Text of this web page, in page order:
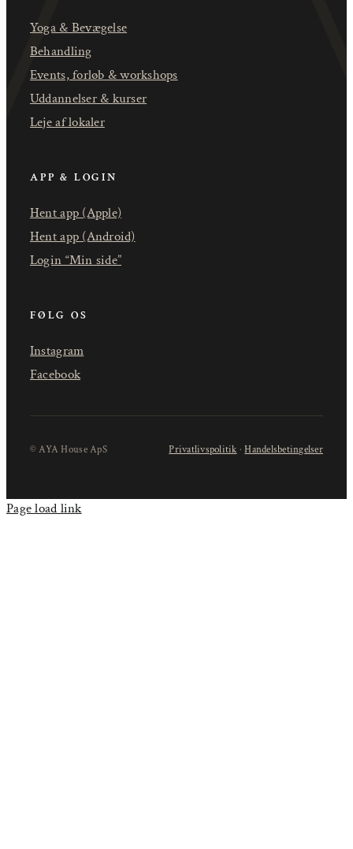
Yoga & Bevægelse
Behandling
Events, forløb & workshops
Uddannelser & kurser
Leje af lokaler
APP & LOGIN
Hent app (Apple)
Hent app (Android)
Login “Min side”
FØLG OS
Instagram
Facebook
© AYA House ApS Privatlivspolitik ·Handelsbetingelser
Page load link